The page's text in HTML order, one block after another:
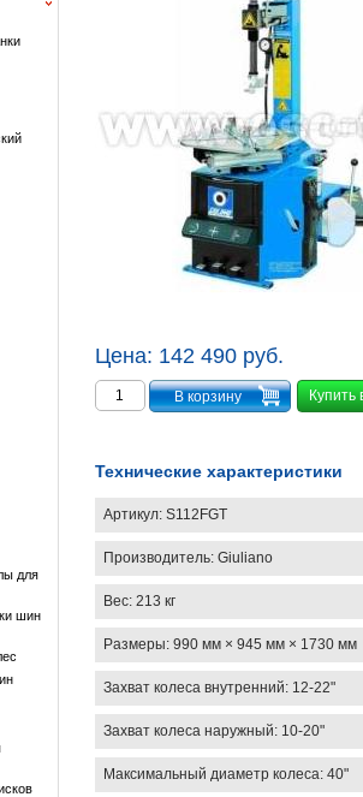
для
шин
Цена: 142 490 руб.
Купить
Технические характеристики
Артикул: S112FGT
Производитель: Giuliano
Вес: 213 кг
Размеры: 990 мм × 945 мм × 1730 мм
Захват колеса внутренний: 12-22"
Захват колеса наружный: 10-20"
Максимальный диаметр колеса: 40"